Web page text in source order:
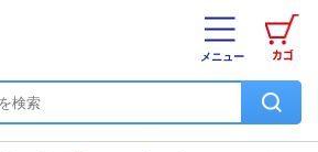
カゴ
メニュー